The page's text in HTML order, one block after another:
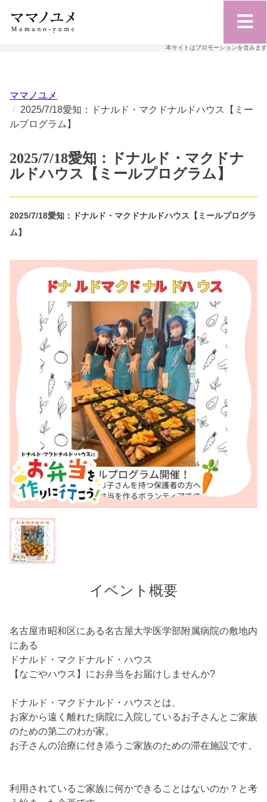
本サイトはプロモーションを含みます
ママノユメ
2025/7/18愛知：ドナルド・マクドナルドハウス【ミー
ルプログラム】
2025/7/18愛知：ドナルド・マクドナ
ルドハウス【ミールプログラム】
2025/7/18愛知：ドナルド・マクドナルドハウス【ミールプログラ
ム】
イベント概要
名古屋市昭和区にある名古屋大学医学部附属病院の敷地内
にある
ドナルド・マクドナルド・ハウス
【なごやハウス】にお弁当をお届けしませんか?
ドナルド・マクドナルド・ハウスとは、
お家から遠く離れた病院に入院しているお子さんとご家族
のための第二のわが家。
お子さんの治療に付き添うご家族のための滞在施設です。
利用されているご家族に何かできることはないのか？と考